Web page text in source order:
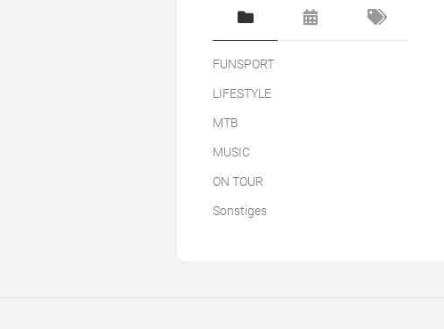
FUNSPORT
LIFESTYLE
MTB
MUSIC
ON TOUR
Sonstiges